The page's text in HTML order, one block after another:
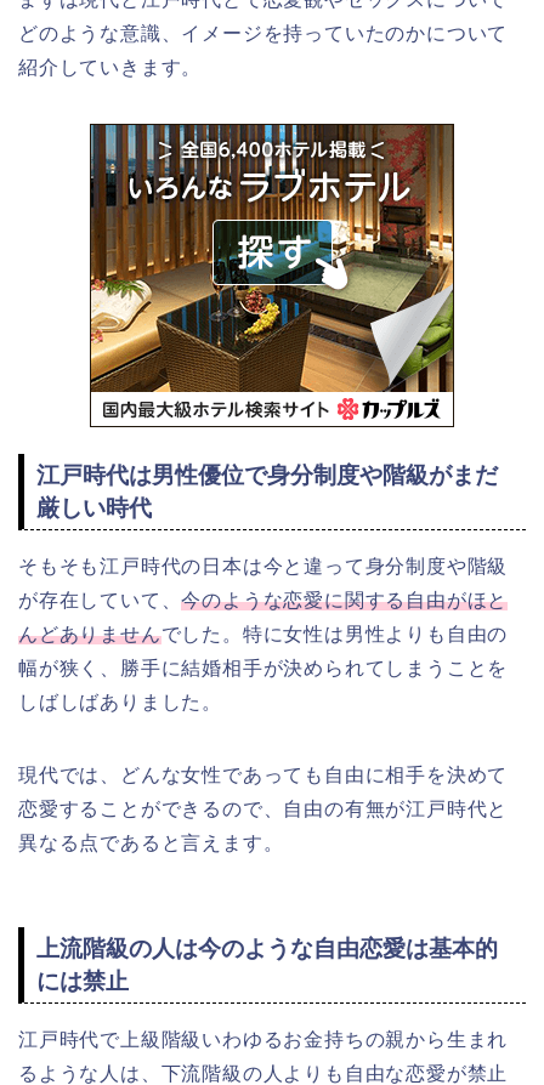
どのような意識、イメージを持っていたのかについて
紹介していきます。
江戸時代は男性優位で身分制度や階級がまだ
厳しい時代
そもそも江戸時代の日本は今と違って身分制度や階級
が存在していて、今のような恋愛に関する自由がほと
んどありませんでした。特に女性は男性よりも自由の
幅が狭く、勝手に結婚相手が決められてしまうことを
しばしばありました。
現代では、どんな女性であっても自由に相手を決めて
恋愛することができるので、自由の有無が江戸時代と
異なる点であると言えます。
上流階級の人は今のような自由恋愛は基本的
には禁止
江戸時代で上級階級いわゆるお金持ちの親から生まれ
るような人は、下流階級の人よりも自由な恋愛が禁止